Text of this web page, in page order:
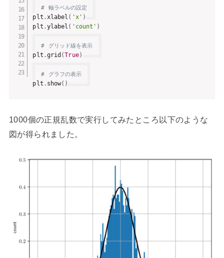
# 軸ラベルの設定
plt .xlabel ( 'x' )
plt .ylabel ( 'count' )
# グリッド線を表示
plt .grid (True)
# グラフの表示
plt . show( )
1000個の正規乱数で実行してみたところ以下のような
図が得られました。